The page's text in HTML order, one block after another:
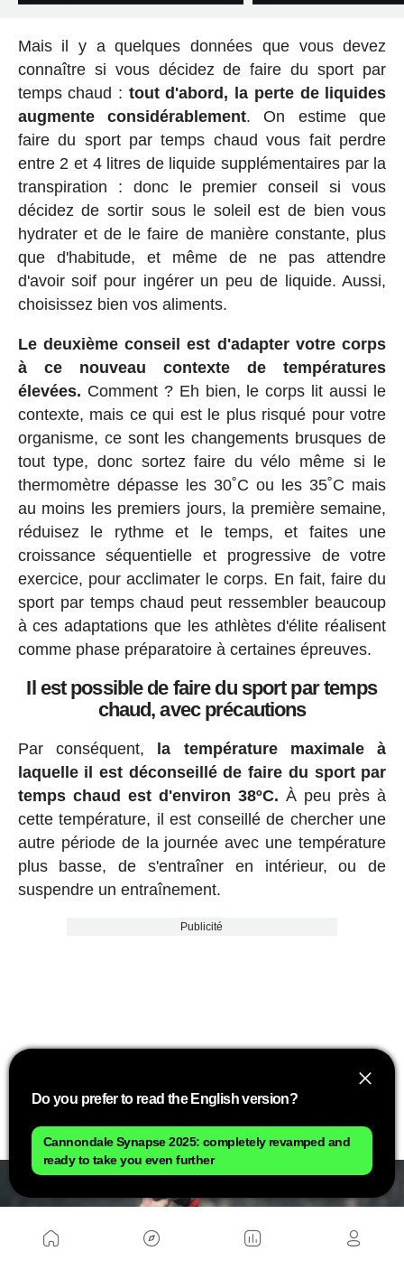
Mais il y a quelques données que vous devez
connaître si vous décidez de faire du sport par
temps chaud : tout d'abord, la perte de liquides
augmente considérablement. On estime que
faire du sport par temps chaud vous fait perdre
entre 2 et 4 litres de liquide supplémentaires par la
transpiration : donc le premier conseil si vous
décidez de sortir sous le soleil est de bien vous
hydrater et de le faire de manière constante, plus
que d'habitude, et même de ne pas attendre
d'avoir soif pour ingérer un peu de liquide. Aussi,
choisissez bien vos aliments.
Le deuxième conseil est d'adapter votre corps
à ce nouveau contexte de températures
élevées. Comment ? Eh bien, le corps lit aussi le
contexte, mais ce qui est le plus risqué pour votre
organisme, ce sont les changements brusques de
tout type, donc sortez faire du vélo même si le
thermomètre dépasse les 30˚C ou les 35˚C mais
au moins les premiers jours, la première semaine,
réduisez le rythme et le temps, et faites une
croissance séquentielle et progressive de votre
exercice, pour acclimater le corps. En fait, faire du
sport par temps chaud peut ressembler beaucoup
à ces adaptations que les athlètes d'élite réalisent
comme phase préparatoire à certaines épreuves.
Il est possible de faire du sport par temps
chaud, avec précautions
Par conséquent, la température maximale à
laquelle il est déconseillé de faire du sport par
temps chaud est d'environ 38ºC. À peu près à
cette température, il est conseillé de chercher une
autre période de la journée avec une température
plus basse, de s'entraîner en intérieur, ou de
suspendre un entraînement.
Publicité
Do you prefer to read the English version?
Cannondale Synapse 2025: completely revamped and
ready to take you even further